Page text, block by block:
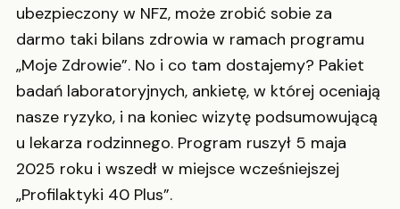
ubezpieczony w NFZ, może zrobić sobie za
darmo taki bilans zdrowia w ramach programu
„Moje Zdrowie”. No i co tam dostajemy? Pakiet
badań laboratoryjnych, ankietę, w której oceniają
nasze ryzyko, i na koniec wizytę podsumowującą
u lekarza rodzinnego. Program ruszył 5 maja
2025 roku i wszedł w miejsce wcześniejszej
„Profilaktyki 40 Plus”.